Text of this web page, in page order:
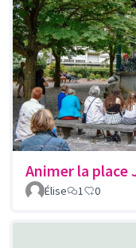
Animer la place
Élise
1 0